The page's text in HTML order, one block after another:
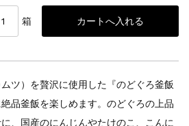
箱
ツ）を贅沢に使用した『のどぐろ釜飯
品釜飯を楽しめます。のどぐろの上品
、国産のにんじんやたけのこ、こんに